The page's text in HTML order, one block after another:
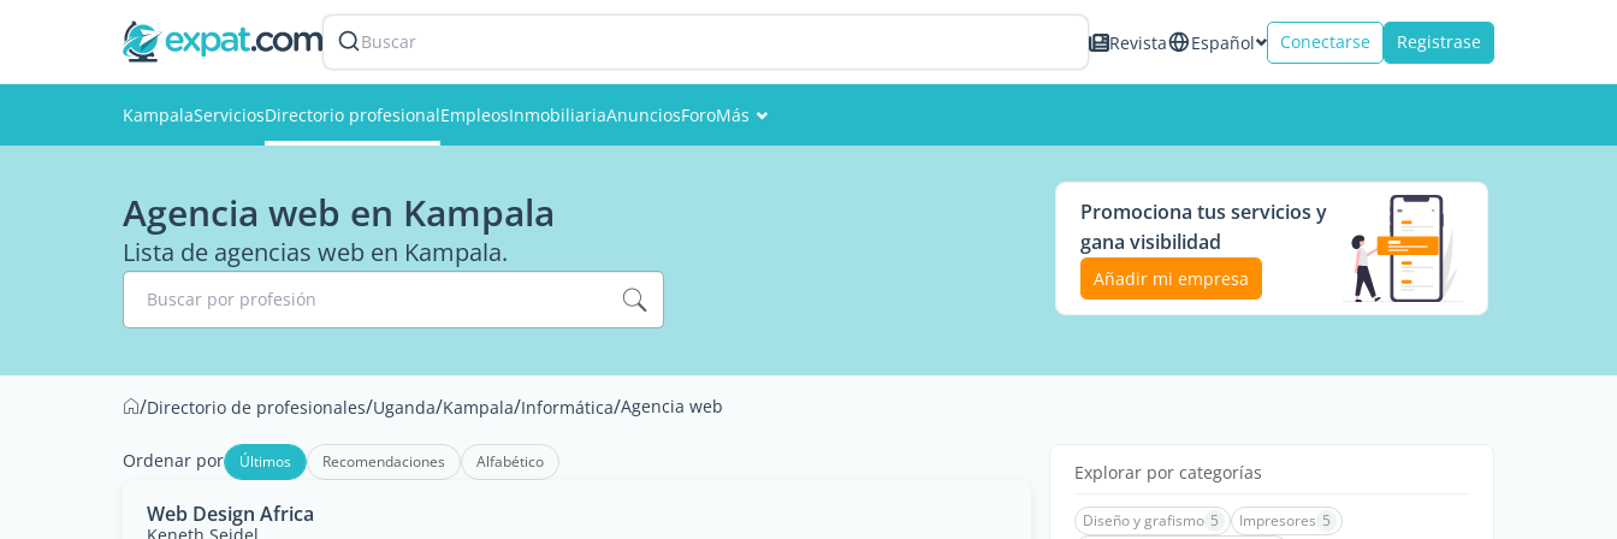
Buscar Revista Español Conectarse Registrase
KampalaServiciosDirectorio profesionalEmpleosInmobiliariaAnunciosForoMás
Agencia web en Kampala
Lista de agencias web en Kampala.
Buscar por profesión
Promociona tus servicios y
gana visibilidad
Añadir mi empresa
/Directorio de profesionales/Uganda/Kampala/Informática/Agencia web
Ordenar por Últimos Recomendaciones Alfabético
Web Design Africa
Explorar por categorías
Diseño y grafismo 5 Impresores 5